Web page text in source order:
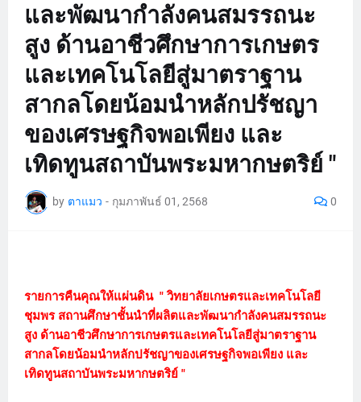
และพัฒนากำลังคนสมรรถนะ
สูง ด้านอาชีวศึกษาการเกษตร
และเทคโนโลยีสู่มาตราฐาน
สากลโดยน้อมนำหลักปรัชญา
ของเศรษฐกิจพอเพียง และ
เทิดทูนสถาบันพระมหากษตริย์ "
by ตาแมว - กุมภาพันธ์ 01, 2568 0
รายการคืนคุณให้แผ่นดิน " วิทยาลัยเกษตรและเทคโนโลยี
ชุมพร สถานศึกษาชั้นนำที่ผลิตและพัฒนากำลังคนสมรรถนะ
สูง ด้านอาชีวศึกษาการเกษตรและเทคโนโลยีสู่มาตราฐาน
สากลโดยน้อมนำหลักปรัชญาของเศรษฐกิจพอเพียง และ
เทิดทูนสถาบันพระมหากษตริย์ "